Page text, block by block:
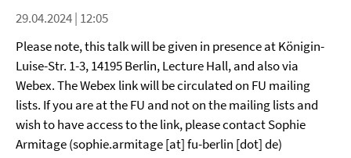
29.04.2024 | 12:05
Please note, this talk will be given in presence at Königin-
Luise-Str. 1-3, 14195 Berlin, Lecture Hall, and also via
Webex. The Webex link will be circulated on FU mailing
lists. If you are at the FU and not on the mailing lists and
wish to have access to the link, please contact Sophie
Armitage (sophie.armitage [at] fu-berlin [dot] de)